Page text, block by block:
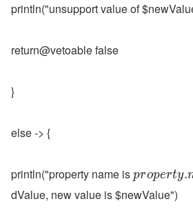
println("unsupport value of
return@vetoable false
}
else -> {
println("property name is property.
dValue, new value is $newValue")